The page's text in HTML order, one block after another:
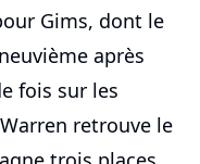
Gims, dont le
après
fois sur les
retrouve le